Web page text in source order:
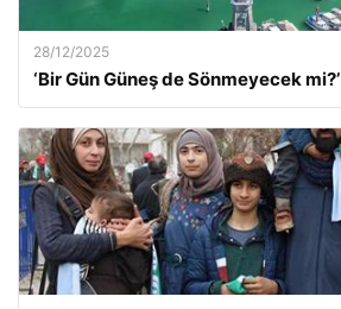
28/12/2025
‘Bir Gün Güneş de Sönmeyecek mi?’